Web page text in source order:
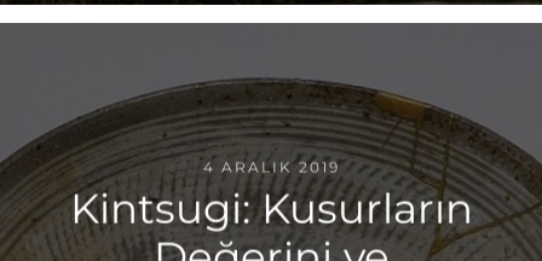
4 ARALIK 2019
Kintsugi: Kusurların